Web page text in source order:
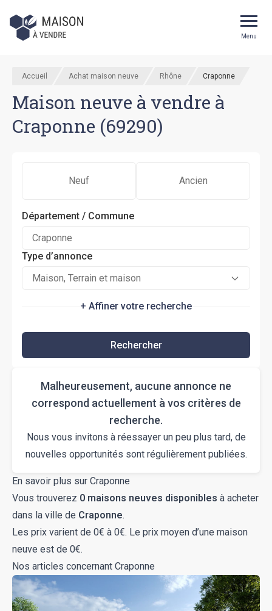
Menu
Accueil Achat maison neuve Rhône Craponne
Maison neuve à vendre à
Craponne (69290)
Neuf Ancien
Département / Commune
Type d’annonce
Maison, Terrain et maison
+ Affiner votre recherche
Rechercher
Malheureusement, aucune annonce ne
correspond actuellement à vos critères de
recherche.
Nous vous invitons à réessayer un peu plus tard, de
nouvelles opportunités sont régulièrement publiées.
En savoir plus sur Craponne
Vous trouverez 0 maisons neuves disponibles à acheter
dans la ville de Craponne.
Les prix varient de 0€ à 0€. Le prix moyen d’une maison
neuve est de 0€.
Nos articles concernant Craponne